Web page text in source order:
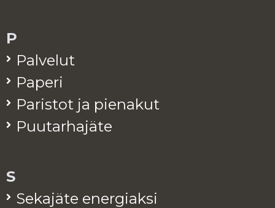
P
Pal­ve­lut
Pa­pe­ri
Pa­ris­tot ja pie­na­kut
Puu­tar­ha­jä­te
S
Se­ka­jä­te ener­giak­si